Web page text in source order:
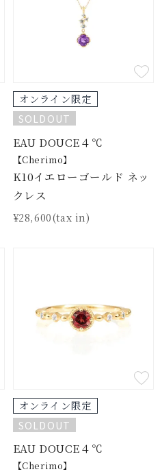
オンライン限定
SOLDOUT
EAU DOUCE４℃
【Cherimo】
K10イエローゴールド ネッ
クレス
¥28,600(tax in)
オンライン限定
SOLDOUT
EAU DOUCE４℃
【Cherimo】